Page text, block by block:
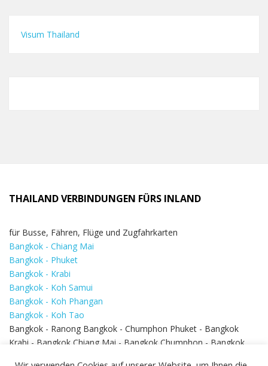
Visum Thailand
THAILAND VERBINDUNGEN FÜRS INLAND
für Busse, Fähren, Flüge und Zugfahrkarten
Bangkok - Chiang Mai
Bangkok - Phuket
Bangkok - Krabi
Bangkok - Koh Samui
Bangkok - Koh Phangan
Bangkok - Koh Tao
Bangkok - Ranong Bangkok - Chumphon Phuket - Bangkok
Krabi - Bangkok Chiang Mai - Bangkok Chumphon - Bangkok